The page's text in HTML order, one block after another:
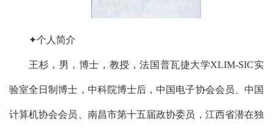
✦个人简介
王杉，男，博士，教授，法国普瓦捷大学XLIM-SIC实
验室全日制博士，中科院博士后，中国电子协会会员、中国
计算机协会会员、南昌市第十五届政协委员，江西省潜在独